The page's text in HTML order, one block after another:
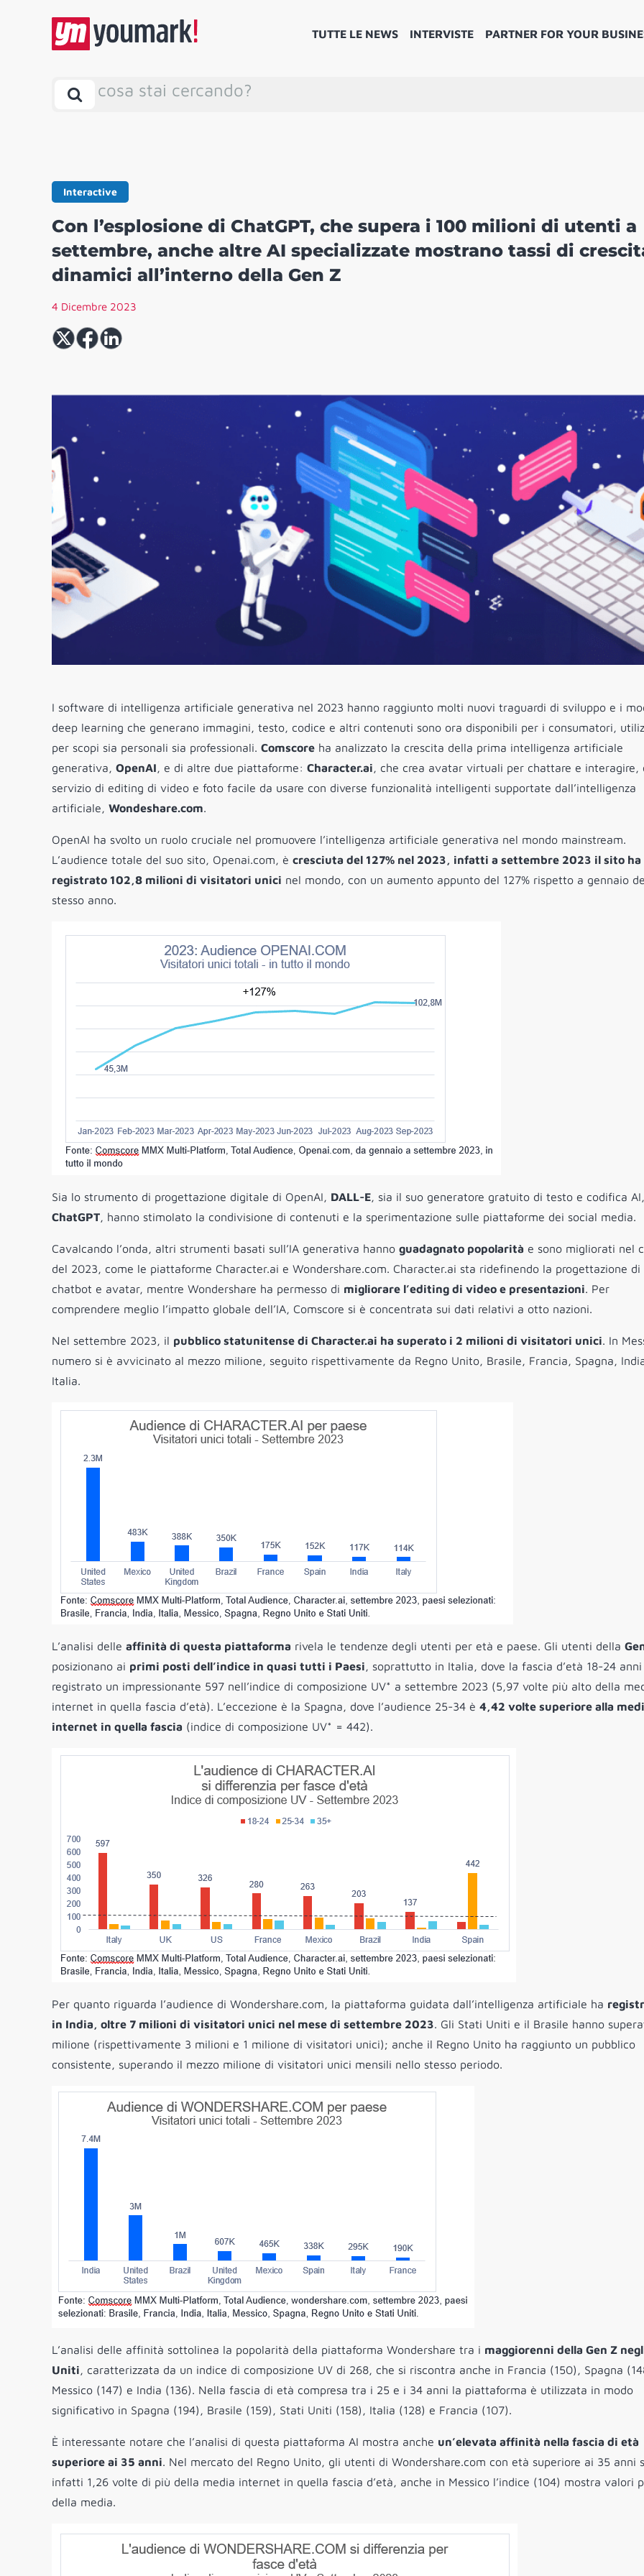
TUTTE LE NEWS INTERVISTE PARTNER FOR YOUR
cosa stai cercando?
Interactive
Con l’esplosione di ChatGPT, che supera i 100 milioni di utenti a
settembre, anche altre AI specializzate mostrano tassi di
dinamici all’interno della Gen Z
4 Dicembre 2023
I software di intelligenza artificiale generativa nel 2023 hanno raggiunto molti nuovi traguardi di sviluppo e i
deep learning che generano immagini, testo, codice e altri contenuti sono ora disponibili per i consumatori,
per scopi sia personali sia professionali. Comscore ha analizzato la crescita della prima intelligenza artificiale
generativa, OpenAI, e di altre due piattaforme: Character.ai, che crea avatar virtuali per chattare e interagire,
servizio di editing di video e foto facile da usare con diverse funzionalità intelligenti supportate dall’intelligenza
artificiale, Wondeshare.com.
OpenAI ha svolto un ruolo cruciale nel promuovere l’intelligenza artificiale generativa nel mondo mainstream.
L’audience totale del suo sito, Openai.com, è cresciuta del 127% nel 2023, infatti a settembre 2023 il sito ha
registrato 102,8 milioni di visitatori unici nel mondo, con un aumento appunto del 127% rispetto a gennaio
stesso anno.
Sia lo strumento di progettazione digitale di OpenAI, DALL-E, sia il suo generatore gratuito di testo e codifica AI,
ChatGPT, hanno stimolato la condivisione di contenuti e la sperimentazione sulle piattaforme dei social media.
Cavalcando l’onda, altri strumenti basati sull’IA generativa hanno guadagnato popolarità e sono migliorati nel
del 2023, come le piattaforme Character.ai e Wondershare.com. Character.ai sta ridefinendo la progettazione di
chatbot e avatar, mentre Wondershare ha permesso di migliorare l’editing di video e presentazioni. Per
comprendere meglio l’impatto globale dell’IA, Comscore si è concentrata sui dati relativi a otto nazioni.
Nel settembre 2023, il pubblico statunitense di Character.ai ha superato i 2 milioni di visitatori unici. In
numero si è avvicinato al mezzo milione, seguito rispettivamente da Regno Unito, Brasile, Francia, Spagna,
Italia.
L’analisi delle affinità di questa piattaforma rivela le tendenze degli utenti per età e paese. Gli utenti della
posizionano ai primi posti dell’indice in quasi tutti i Paesi, soprattutto in Italia, dove la fascia d’età 18-24 anni
registrato un impressionante 597 nell’indice di composizione UV* a settembre 2023 (5,97 volte più alto della
internet in quella fascia d’età). L’eccezione è la Spagna, dove l’audience 25-34 è 4,42 volte superiore alla
internet in quella fascia (indice di composizione UV* = 442).
Per quanto riguarda l’audience di Wondershare.com, la piattaforma guidata dall’intelligenza artificiale ha
in India, oltre 7 milioni di visitatori unici nel mese di settembre 2023. Gli Stati Uniti e il Brasile hanno
milione (rispettivamente 3 milioni e 1 milione di visitatori unici); anche il Regno Unito ha raggiunto un pubblico
consistente, superando il mezzo milione di visitatori unici mensili nello stesso periodo.
L’analisi delle affinità sottolinea la popolarità della piattaforma Wondershare tra i maggiorenni della Gen Z
Uniti, caratterizzata da un indice di composizione UV di 268, che si riscontra anche in Francia (150), Spagna
Messico (147) e India (136). Nella fascia di età compresa tra i 25 e i 34 anni la piattaforma è utilizzata in modo
significativo in Spagna (194), Brasile (159), Stati Uniti (158), Italia (128) e Francia (107).
È interessante notare che l’analisi di questa piattaforma AI mostra anche un’elevata affinità nella fascia di età
superiore ai 35 anni. Nel mercato del Regno Unito, gli utenti di Wondershare.com con età superiore ai 35 anni
infatti 1,26 volte di più della media internet in quella fascia d’età, anche in Messico l’indice (104) mostra valori
della media.